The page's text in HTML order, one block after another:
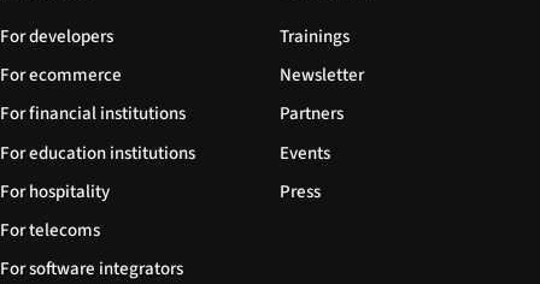
For developers
For ecommerce
For financial institutions
For education institutions
For hospitality
For telecoms
For software integrators
Trainings
Newsletter
Partners
Events
Press